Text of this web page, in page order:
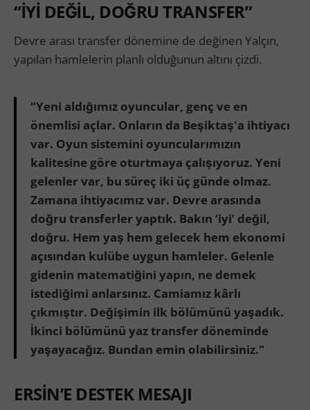
“İYİ DEĞİL, DOĞRU TRANSFER”
Devre arası transfer dönemine de değinen Yalçın,
yapılan hamlelerin planlı olduğunun altını çizdi.
“Yeni aldığımız oyuncular, genç ve en
önemlisi açlar. Onların da Beşiktaş'a ihtiyacı
var. Oyun sistemini oyuncularımızın
kalitesine göre oturtmaya çalışıyoruz. Yeni
gelenler var, bu süreç iki üç günde olmaz.
Zamana ihtiyacımız var. Devre arasında
doğru transferler yaptık. Bakın ‘iyi’ değil,
doğru. Hem yaş hem gelecek hem ekonomi
açısından kulübe uygun hamleler. Gelenle
gidenin matematiğini yapın, ne demek
istediğimi anlarsınız. Camiamız kârlı
çıkmıştır. Değişimin ilk bölümünü yaşadık.
İkinci bölümünü yaz transfer döneminde
yaşayacağız. Bundan emin olabilirsiniz."
ERSİN’E DESTEK MESAJI